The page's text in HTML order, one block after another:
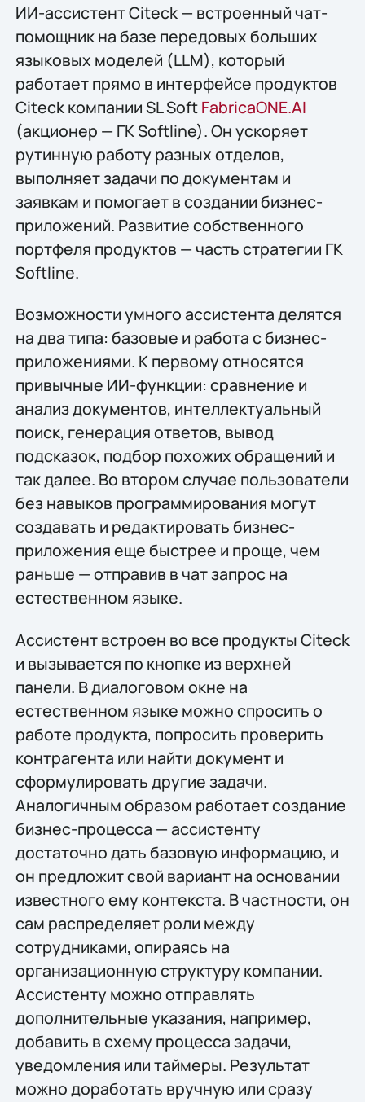
ИИ-ассистент Citeck — встроенный чат-
помощник на базе передовых больших
языковых моделей (LLM), который
работает прямо в интерфейсе продуктов
Citeck компании SL SoftFabricaONE.AI
(акционер — ГК Softline). Он ускоряет
рутинную работу разных отделов,
выполняет задачи по документам и
заявкам и помогает в создании бизнес-
приложений. Развитие собственного
портфеля продуктов — часть стратегии ГК
Softline.
Возможности умного ассистента делятся
на два типа: базовые и работа с бизнес-
приложениями. К первому относятся
привычные ИИ-функции: сравнение и
анализ документов, интеллектуальный
поиск, генерация ответов, вывод
подсказок, подбор похожих обращений и
так далее. Во втором случае пользователи
без навыков программирования могут
создавать и редактировать бизнес-
приложения еще быстрее и проще, чем
раньше — отправив в чат запрос на
естественном языке.
Ассистент встроен во все продукты Citeck
и вызывается по кнопке из верхней
панели. В диалоговом окне на
естественном языке можно спросить о
работе продукта, попросить проверить
контрагента или найти документ и
сформулировать другие задачи.
Аналогичным образом работает создание
бизнес-процесса — ассистенту
достаточно дать базовую информацию, и
он предложит свой вариант на основании
известного ему контекста. В частности, он
сам распределяет роли между
сотрудниками, опираясь на
организационную структуру компании.
Ассистенту можно отправлять
дополнительные указания, например,
добавить в схему процесса задачи,
уведомления или таймеры. Результат
можно доработать вручную или сразу